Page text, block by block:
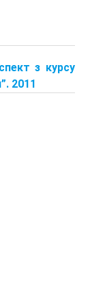
з курсу
2011